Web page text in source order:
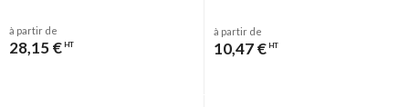
à partir de
28,15 € HT
à partir de
10,47 € HT